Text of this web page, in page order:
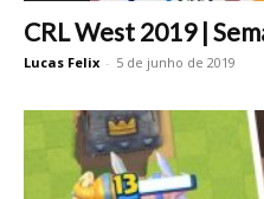
CRL West 2019 |
Lucas Felix - 5 de junho de 2019